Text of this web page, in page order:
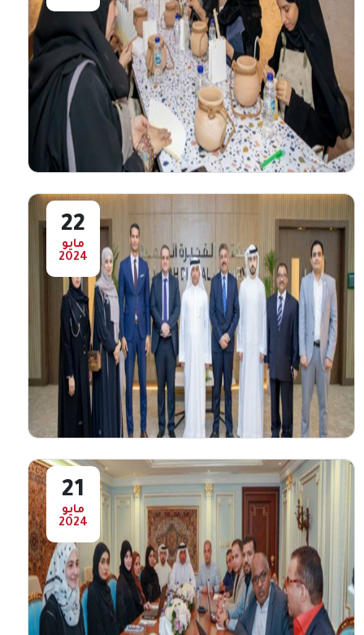
وفدا من " هيئة الفجيرة للثقافة والإعلام
"يزور المكتبة الرقمية
استقبل الدكتور محمد سعيد مدير المكتبة
الرقمية ، وفداً من هيئة الفجيرة للثقافة والإعلام
ودار ...
أعرض المزيد
" الفجيرة للثقافة والإعلام " ينظم ورشة
"صناعة الشموع " في بيت الفن.
نظمت هيئة الفجيرة للثقافة والإعلام&nbsp; ،
ورشة " صناعة الشموع "&nbsp; استضافها
بيت الفن التابع ...
أعرض المزيد
22
مايو
2024
الرقباني يستقبل وفد " الفجيرة للثقافة
والإعلام " في المكتبة الرقمية
21
مايو
2024